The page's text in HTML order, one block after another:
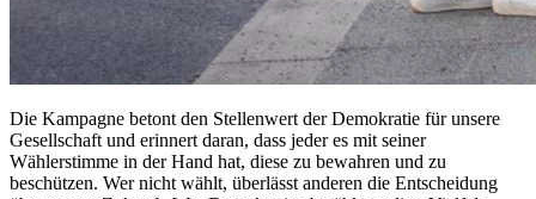
Die Kampagne betont den Stellenwert der Demokratie für unsere
Gesellschaft und erinnert daran, dass jeder es mit seiner
Wählerstimme in der Hand hat, diese zu bewahren und zu
beschützen. Wer nicht wählt, überlässt anderen die Entscheidung